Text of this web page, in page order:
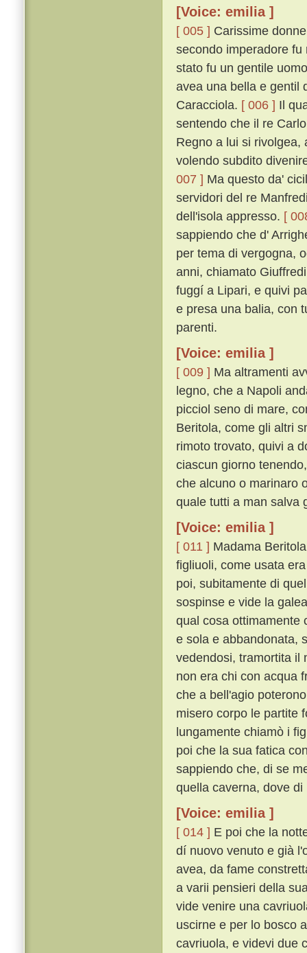
[Voice: emilia ]
[ 005 ] Carissime
secondo imperadore
stato fu un gentile
avea una bella e gentil
Caracciola. [ 006 ] Il
sentendo che il re
Regno a lui si rivolgea,
volendo subdito
007 ] Ma questo da'
servidori del re
dell'isola appresso. [
sappiendo che d'
per tema di vergogna,
anni, chiamato
fuggí a Lipari, e quivi
e presa una balia, con
parenti.
[Voice: emilia ]
[ 009 ] Ma altramenti
legno, che a Napoli
picciol seno di mare,
Beritola, come gli altri
rimoto trovato, quivi a
ciascun giorno
che alcuno o marinaro
quale tutti a man salva
[Voice: emilia ]
[ 011 ] Madama
figliuoli, come usata
poi, subitamente di
sospinse e vide la
qual cosa ottimamente
e sola e abbandonata,
vedendosi, tramortita il
non era chi con acqua
che a bell'agio
misero corpo le partite
lungamente chiamò i
poi che la sua fatica
sappiendo che, di se
quella caverna, dove
[Voice: emilia ]
[ 014 ] E poi che la
dí nuovo venuto e già
avea, da fame
a varii pensieri della
vide venire una
uscirne e per lo bosco
cavriuola, e videvi due